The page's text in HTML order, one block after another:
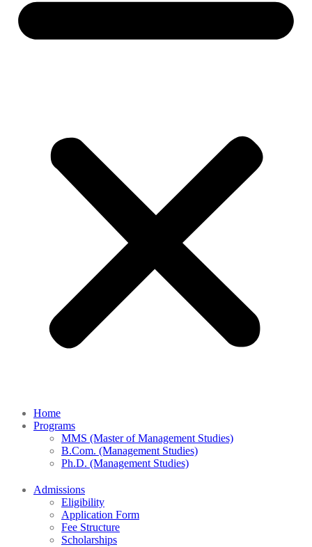
Home
Programs
MMS (Master of Management Studies)
B.Com. (Management Studies)
Ph.D. (Management Studies)
Admissions
Eligibility
Application Form
Fee Structure
Scholarships